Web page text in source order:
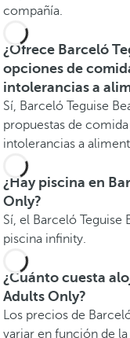
compañía.
¿Ofrece Barceló
opciones de
intolerancias a
Sí, Barceló Teguise
propuestas de
intolerancias a
¿Hay piscina en
Only?
Sí, el Barceló
piscina infinity.
¿Cuánto cuesta
Adults Only?
Los precios de
variar en función de